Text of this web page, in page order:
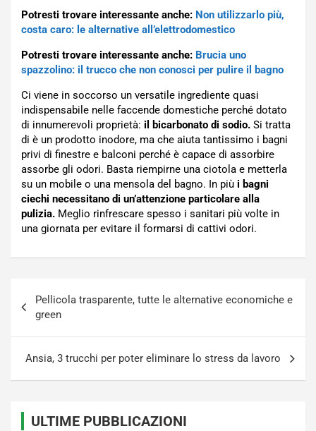
Potresti trovare interessante anche: Non utilizzarlo più,
costa caro: le alternative all’elettrodomestico
Potresti trovare interessante anche: Brucia uno
spazzolino: il trucco che non conosci per pulire il bagno
Ci viene in soccorso un versatile ingrediente quasi
indispensabile nelle faccende domestiche perché dotato
di innumerevoli proprietà: il bicarbonato di sodio. Si tratta
di è un prodotto inodore, ma che aiuta tantissimo i bagni
privi di finestre e balconi perché è capace di assorbire
assorbe gli odori. Basta riempirne una ciotola e metterla
su un mobile o una mensola del bagno. In più i bagni
ciechi necessitano di un’attenzione particolare alla
pulizia. Meglio rinfrescare spesso i sanitari più volte in
una giornata per evitare il formarsi di cattivi odori.
articoli
Pellicola trasparente, tutte le alternative economiche e
green
Ansia, 3 trucchi per poter eliminare lo stress da lavoro
ULTIME PUBBLICAZIONI